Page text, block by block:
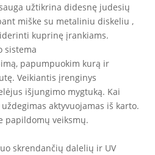
užtikrina didesnę judesių
miške su metaliniu diskeliu ,
kuprinę įrankiams.
sistema
papumpuokim kurą ir
Veikiantis įrenginys
išjungimo mygtuką. Kai
aktyvuojamas iš karto.
papildomų veiksmų.
skrendančių dalelių ir UV